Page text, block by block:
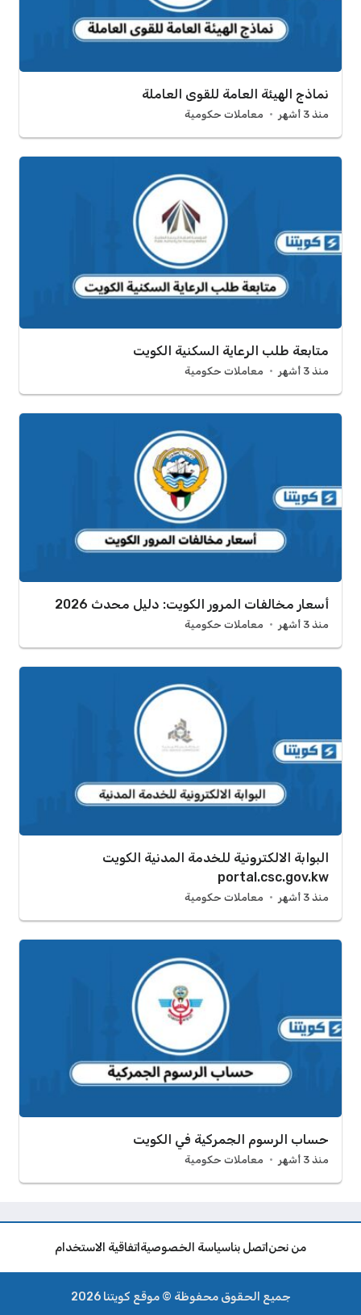
نماذج الهيئة العامة للقوى العاملة
منذ 3 أشهر معاملات حكومية
متابعة طلب الرعاية السكنية الكويت
منذ 3 أشهر معاملات حكومية
أسعار مخالفات المرور الكويت: دليل محدث 2026
منذ 3 أشهر معاملات حكومية
البوابة الالكترونية للخدمة المدنية الكويت
portal.csc.gov.kw
منذ 3 أشهر معاملات حكومية
حساب الرسوم الجمركية في الكويت
منذ 3 أشهر معاملات حكومية
من نحن اتصل بناسياسة الخصوصية اتفاقية الاستخدام
جميع الحقوق محفوظة © موقع كويتنا 2026